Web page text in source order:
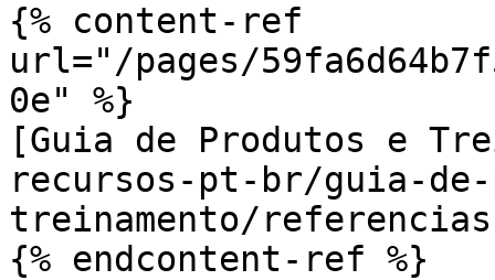
{% content-ref
url="/pages/
0e" %}
[Guia de Produtos e
recursos-pt-br/guia-
treinamento/
{% endcontent-ref %}